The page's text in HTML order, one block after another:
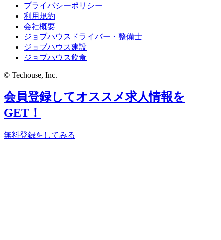
プライバシーポリシー
利用規約
会社概要
ジョブハウスドライバー・整備士
ジョブハウス建設
ジョブハウス飲食
© Techouse, Inc.
会員登録してオススメ求人情報を
GET！
無料登録をしてみる